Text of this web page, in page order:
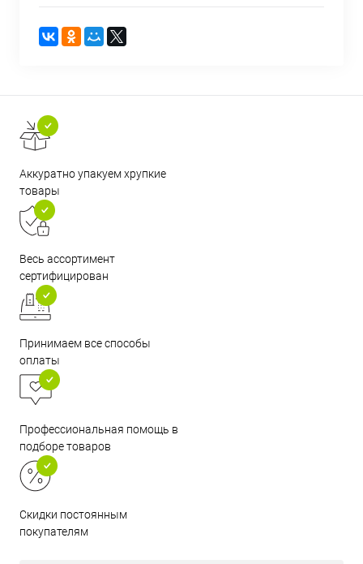
Аккуратно упакуем хрупкие
товары
Весь ассортимент
сертифицирован
Принимаем все способы
оплаты
Профессиональная помощь в
подборе товаров
Скидки постоянным
покупателям